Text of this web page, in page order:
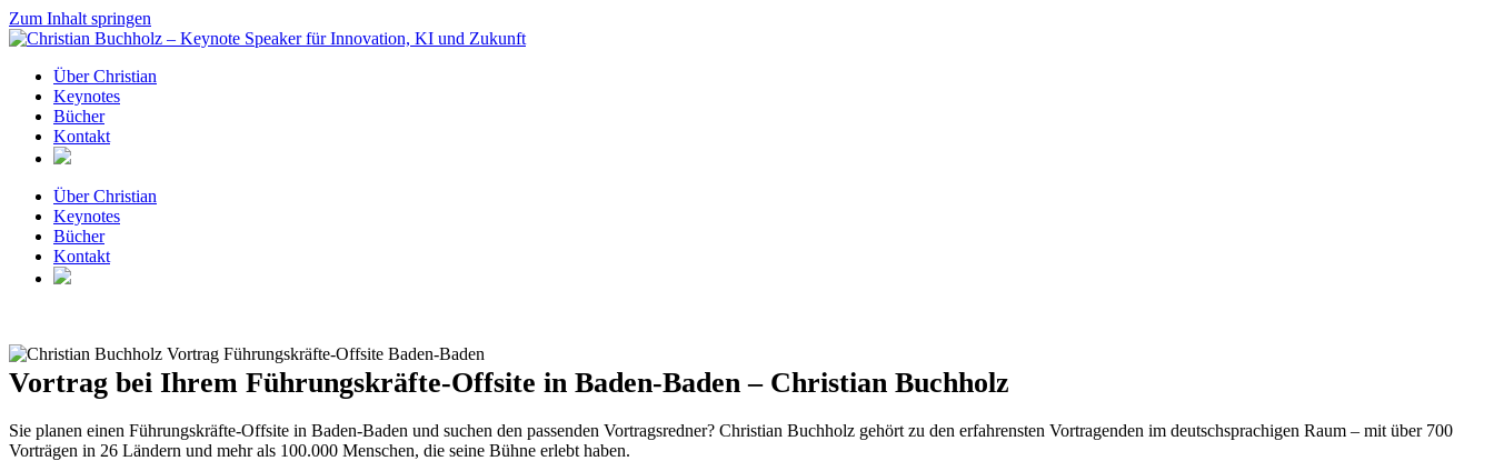
Zum Inhalt springen
Über Christian
Keynotes
Bücher
Kontakt
Über Christian
Keynotes
Bücher
Kontakt
Vortrag bei Ihrem Führungskräfte-Offsite in Baden-Baden – Christian Buchholz
Sie planen einen Führungskräfte-Offsite in Baden-Baden und suchen den passenden Vortragsredner? Christian Buchholz gehört zu den erfahrensten Vortragenden im deutschsprachigen Raum – mit über 700
Vorträgen in 26 Ländern und mehr als 100.000 Menschen, die seine Bühne erlebt haben.